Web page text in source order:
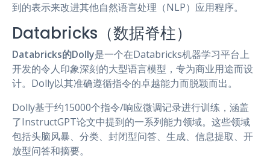
到的表示来改进其他自然语言处理（NLP）应用程序。
Databricks（数据脊柱）
Databricks的Dolly是一个在Databricks机器学习平台上
开发的令人印象深刻的大型语言模型，专为商业用途而设
计。Dolly以其准确遵循指令的卓越能力而脱颖而出。
Dolly基于约15000个指令/响应微调记录进行训练，涵盖
了InstructGPT论文中提到的一系列能力领域。这些领域
包括头脑风暴、分类、封闭型问答、生成、信息提取、开
放型问答和摘要。